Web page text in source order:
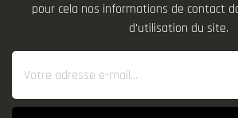
pour cela nos informations de contact
d'utilisation du site.